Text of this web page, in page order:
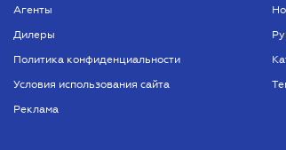
БУХГАЛТЕР ПРОФ
ЮРИСТ ПРОФ
Агенты
Дилеры
Политика конфиденциальности
Условия использования сайта
Реклама